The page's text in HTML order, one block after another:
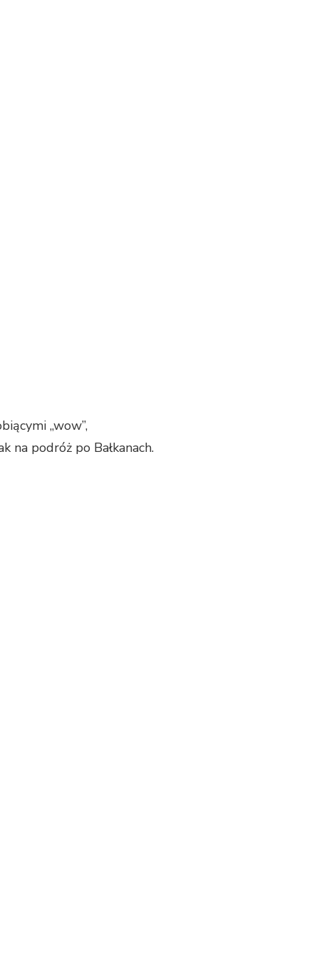
„wow”,
na podróż po Bałkanach.